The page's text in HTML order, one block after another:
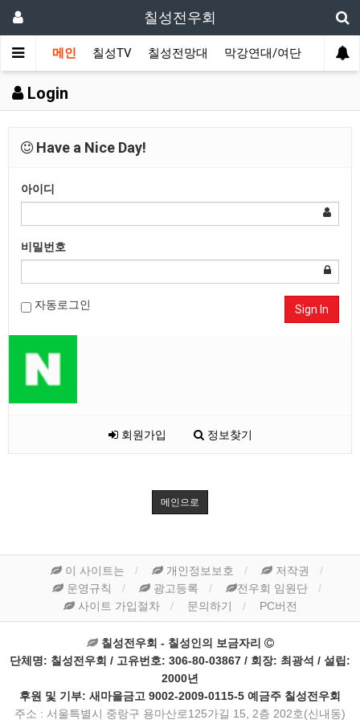
칠성전우회
메인 칠성TV 칠성전망대 막강연대/여단 사단
Login
Have a Nice Day!
아이디
비밀번호
자동로그인 Sign In
회원가입 정보찾기
메인으로
이 사이트는 개인정보보호
저작권
운영규칙
광고등록
전우회 임원단
사이트 가입절차
문의하기 PC버전
칠성전우회 - 칠성인의 보금자리
단체명: 칠성전우회 / 고유번호: 306-80-03867 / 회장: 최광석 / 설립:
2000년
후원 및 기부: 새마을금고 9002-2009-0115-5 예금주 칠성전우회
주소 : 서울특별시 중랑구 용마산로125가길 15, 2층 202호(신내동)